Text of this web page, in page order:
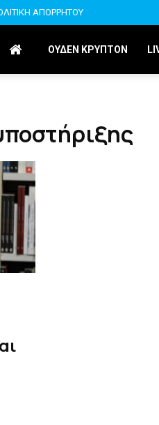
ΑΠΟΡΡΗΤΟΥ
ΟΥΔΕΝ ΚΡΥΠΤΟΝ